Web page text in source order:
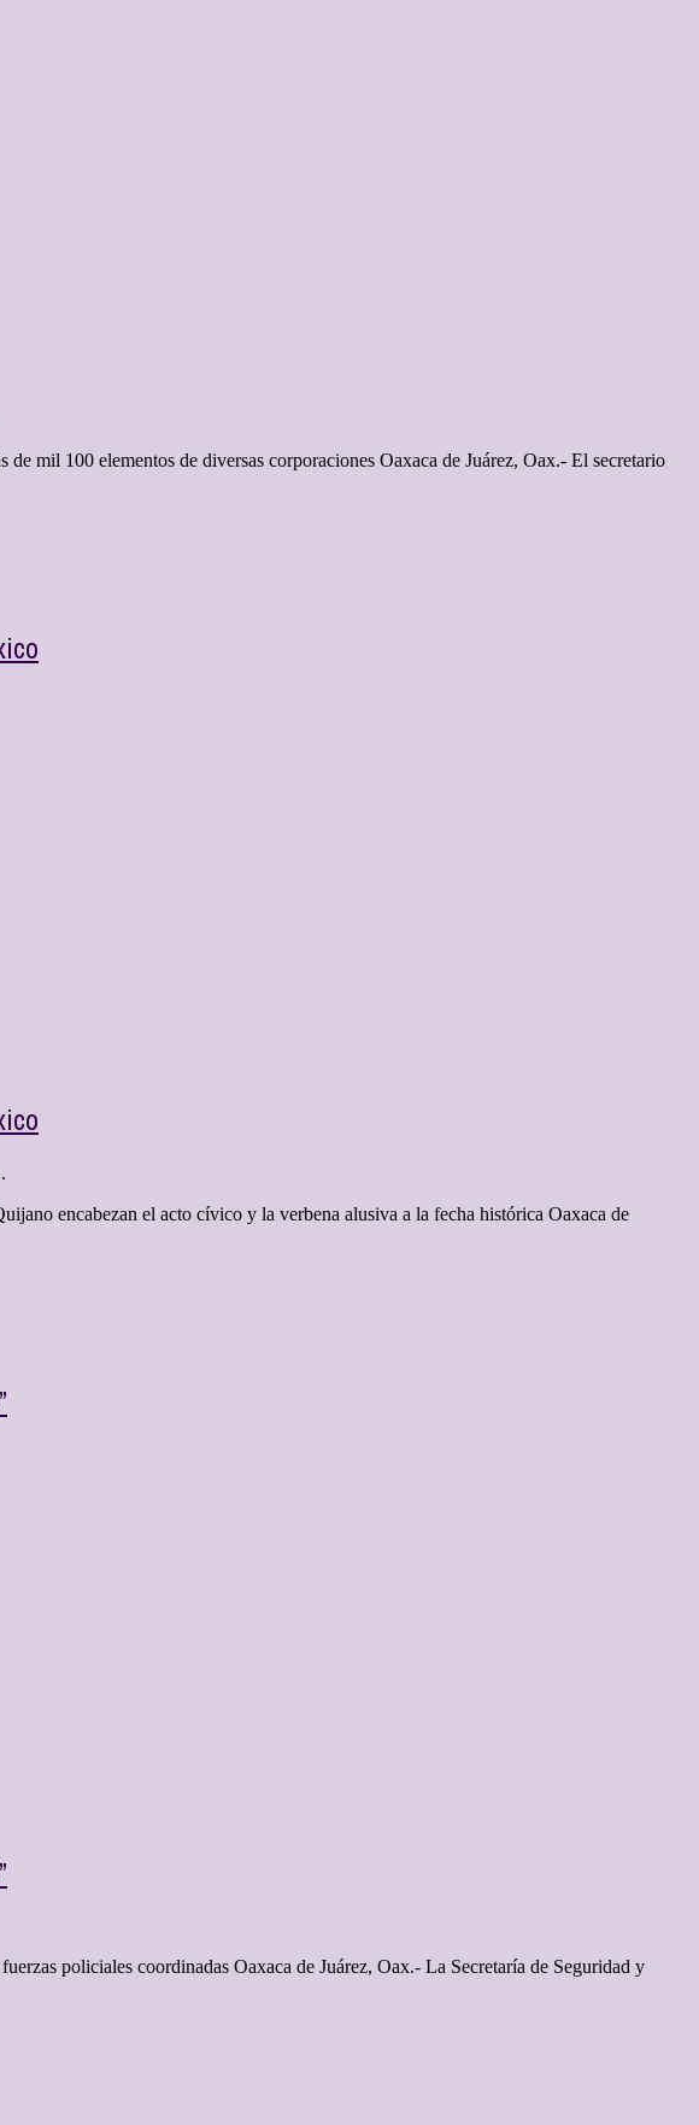
mil 100 elementos de diversas corporaciones Oaxaca de Juárez, Oax.- El secretario
encabezan el acto cívico y la verbena alusiva a la fecha histórica Oaxaca de
policiales coordinadas Oaxaca de Juárez, Oax.- La Secretaría de Seguridad y